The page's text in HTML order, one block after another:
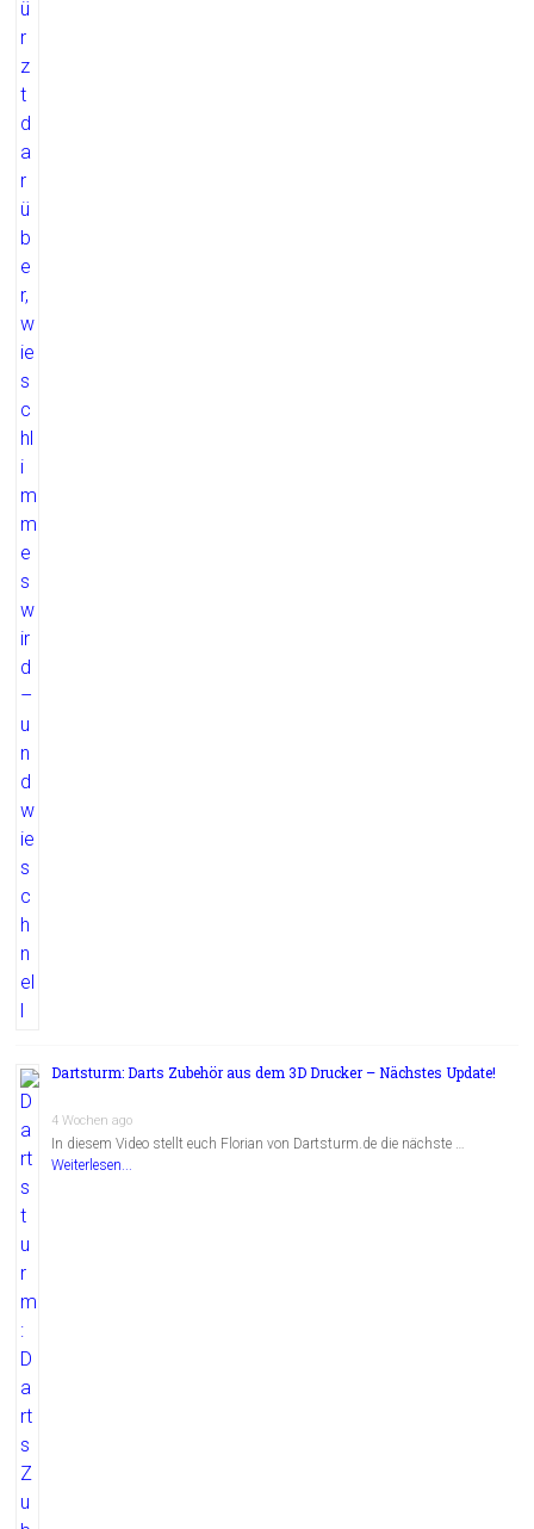
Dartsturm: Darts Zubehör aus dem 3D Drucker – Nächstes Update!
4 Wochen ago
In diesem Video stellt euch Florian von Dartsturm.de die nächste …
Weiterlesen...